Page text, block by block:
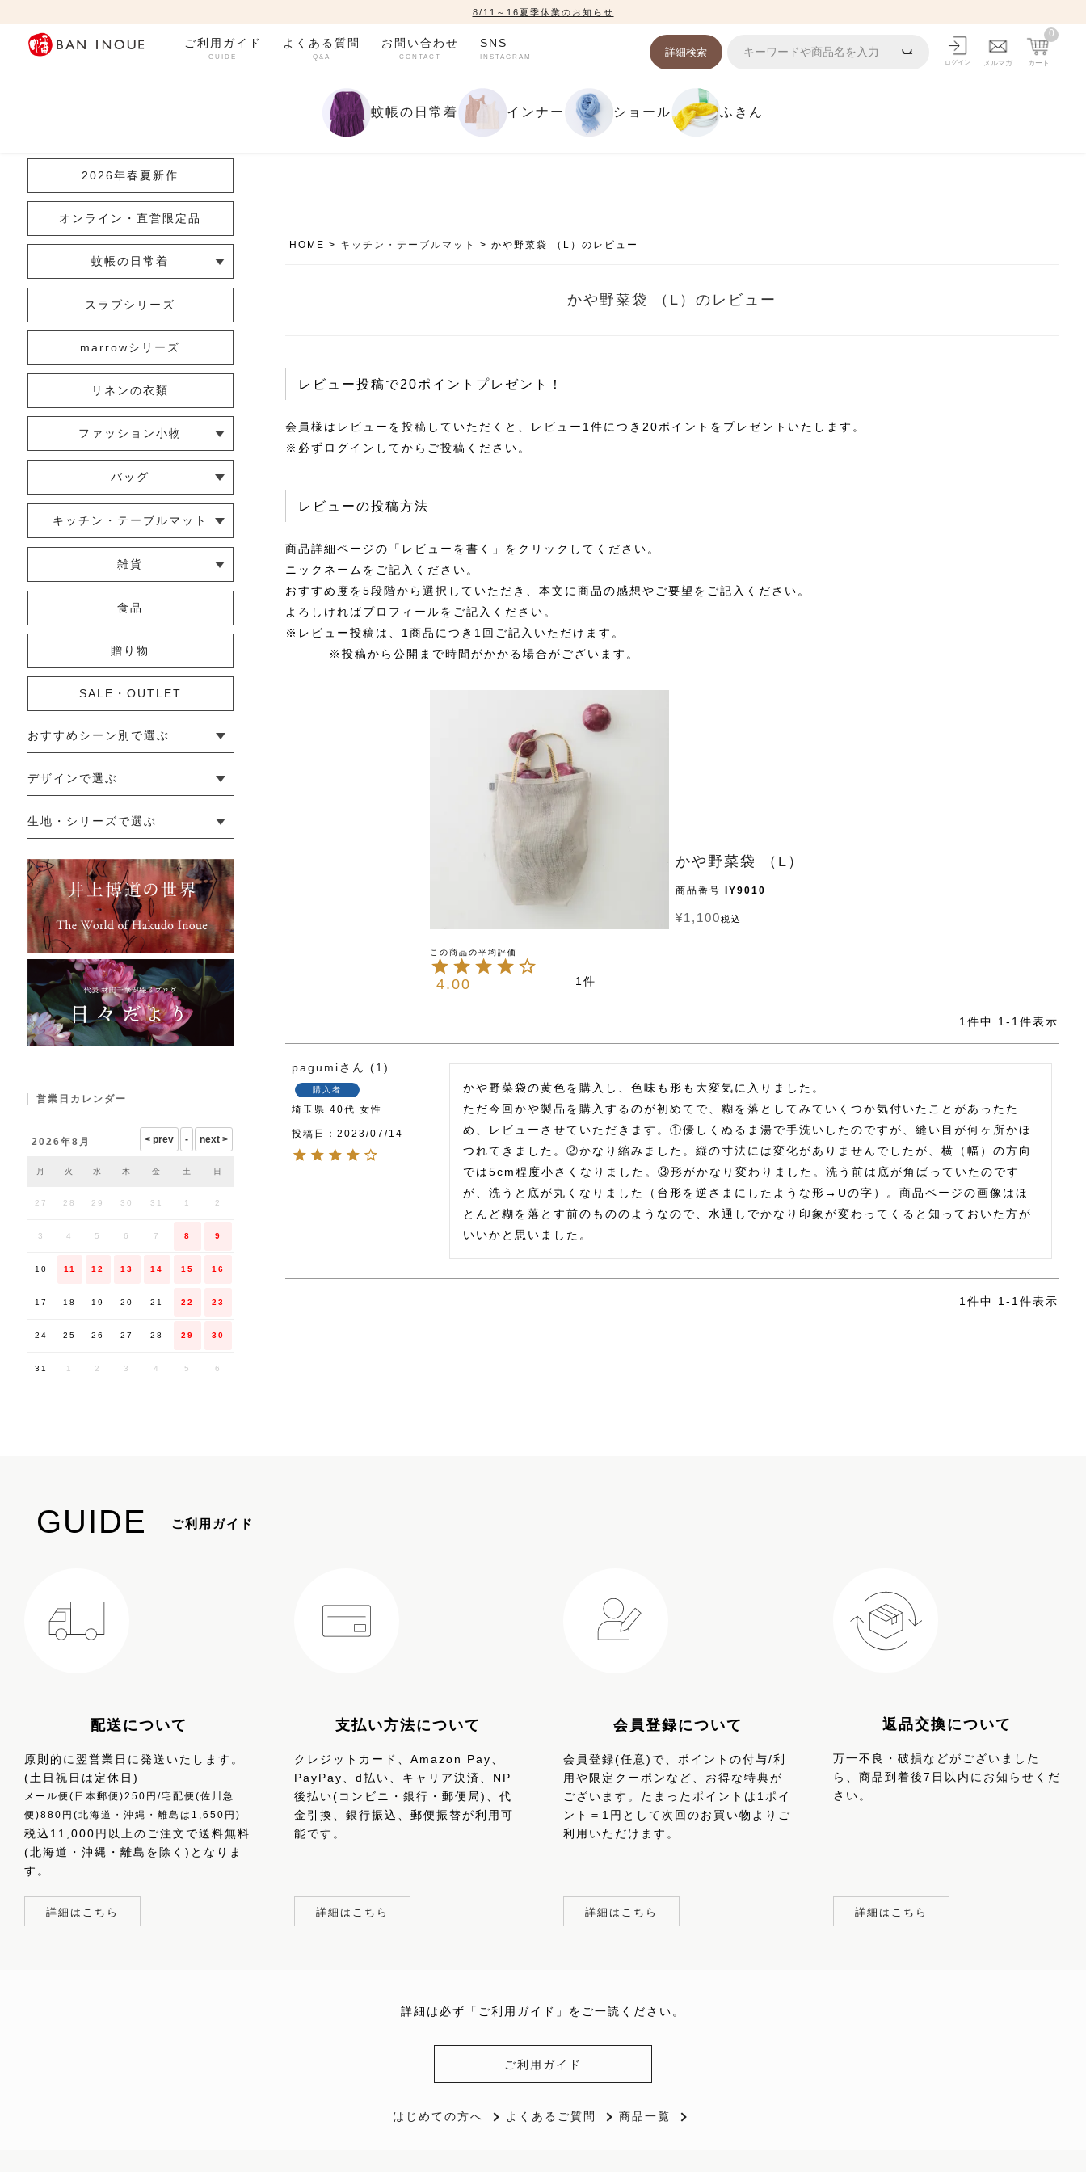
8/11～16夏季休業のお知らせ
ご利用ガイド
GUIDE
よくある質問
Q&A
お問い合わせ
CONTACT
SNS
INSTAGRAM 詳細検索
ログイン メルマガ
0
カート
蚊帳の日常着 インナー ショール ふきん
HOME キッチン・テーブルマット かや野菜袋 （L）のレビュー
かや野菜袋 （L）のレビュー
レビュー投稿で20ポイントプレゼント！
会員様はレビューを投稿していただくと、レビュー1件につき20ポイントをプレゼントいたします。
※必ずログインしてからご投稿ください。
レビューの投稿方法
商品詳細ページの「レビューを書く」をクリックしてください。
ニックネームをご記入ください。
おすすめ度を5段階から選択していただき、本文に商品の感想やご要望をご記入ください。
よろしければプロフィールをご記入ください。
※レビュー投稿は、1商品につき1回ご記入いただけます。
※投稿から公開まで時間がかかる場合がございます。
かや野菜袋 （L）
商品番号 IY9010
¥1,100税込
4.00 1
1件中 1- 1件表示
pagumi 1
購入者
埼玉県 40代 女性
投稿日 2023/07/14
かや野菜袋の黄色を購入し、色味も形も大変気に入りました。
ただ今回かや製品を購入するのが初めてで、糊を落としてみていくつか気付いたことがあったた
め、レビューさせていただきます。①優しくぬるま湯で手洗いしたのですが、縫い目が何ヶ所かほ
つれてきました。②かなり縮みました。縦の寸法には変化がありませんでしたが、横（幅）の方向
では5cm程度小さくなりました。③形がかなり変わりました。洗う前は底が角ばっていたのです
が、洗うと底が丸くなりました（台形を逆さまにしたような形→Uの字）。商品ページの画像はほ
とんど糊を落とす前のもののようなので、水通しでかなり印象が変わってくると知っておいた方が
いいかと思いました。
1件中 1- 1件表示
2026年春夏新作
オンライン・直営限定品
蚊帳の日常着
└ インナー
└ トップス
└ ワンピース
└ スカート
└ 羽織りもの
└ キッズ・ベビースラブシリーズ
marrowシリーズ
リネンの衣類
ファッション小物
└ ショール・ストール
└ 靴下・アームカバー
バッグ
└ ポシェット・ショルダーバッグ
└ トートバッグ
└ 巾着バッグ
キッチン・テーブルマット
└ 蚊帳のふきん
└ かっぽう着・エプロン
└ その他キッチン小物
└ ランチョンマット・プレースマ
ット
└ テーブルランナー・テーブルセ
ンター
雑貨
└ タオル・ハンカチ
食品
贈り物
SALE・OUTLET
おすすめシーン別で選ぶ
└ 新生活
└ 和装
└ 旅行
└ 快眠
└ お祝い
デザインで選ぶ
└ ゆったりデザイン
└ 小柄さんにおすすめデザイン
└ 袖付きデザイン
└ メンズ・ユニセックスデザイン
└ 暮らしの黒色特集
生地・シリーズで選ぶ
└ 手紬手織り麻
└ 先染め麻
└ からみ織
└ グレーズリネン
└ 綿麻帆布
└ リネンツイード
└ リネンハンプ
└ ざっくり麻
└ オーガニックの蚊帳
└ かやキノミシリーズ
└ ふちどりシリーズ
└ 花紋シリーズ
└ 小紋シリーズ
└ 華わびシリーズ
└ 波ステッチシリーズ
└ あゆみ鹿シリーズ
└ 森の鹿シリーズ
└ まほろばシリーズ
└ 刺し子渦シリーズ
└ 革の水玉シリーズ
└ 新ビオシリーズ
営業日カレンダー
2026年8月
月 火 水 木 金 土 日
27 28 29 30 31 1 2
3 4 5 6 7 8 9
10 11 12 13 14 15 16
17 18 19 20 21 22 23
24 25 26 27 28 29 30
31 1 2 3 4 5 6
GUIDE ご利用ガイド
配送について
原則的に翌営業日に発送いたします。
(土日祝日は定休日)
メール便(日本郵便)250円/宅配便(佐川急
便)880円(北海道・沖縄・離島は1,650円)
税込11,000円以上のご注文で送料無料
(北海道・沖縄・離島を除く)となりま
す。
詳細はこちら
支払い方法について
クレジットカード、Amazon Pay、
PayPay、d払い、キャリア決済、NP
後払い(コンビニ・銀行・郵便局)、代
金引換、銀行振込、郵便振替が利用可
能です。
詳細はこちら
会員登録について
会員登録(任意)で、ポイントの付与/利
用や限定クーポンなど、お得な特典が
ございます。たまったポイントは1ポイ
ント＝1円として次回のお買い物よりご
利用いただけます。
詳細はこちら
返品交換について
万一不良・破損などがございました
ら、商品到着後7日以内にお知らせくだ
さい。
詳細はこちら
詳細は必ず「ご利用ガイド」をご一読ください。
ご利用ガイド
はじめての方へ よくあるご質問 商品一覧